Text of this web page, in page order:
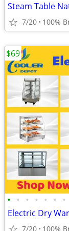
7/20 100%
• • • • • • •
Electric Dry
7/20 100%
$69